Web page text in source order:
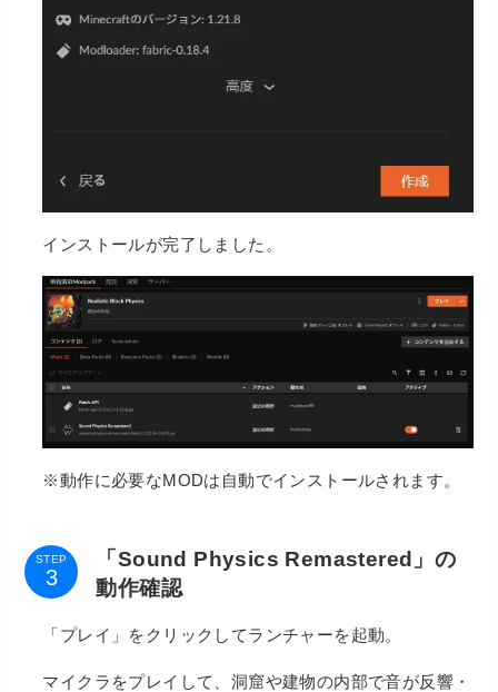
インストールが完了しました。
※動作に必要なMODは自動でインストールされます。
STEP
「Sound Physics Remastered」の
動作確認
「プレイ」をクリックしてランチャーを起動。
マイクラをプレイして、洞窟や建物の内部で音が反響・